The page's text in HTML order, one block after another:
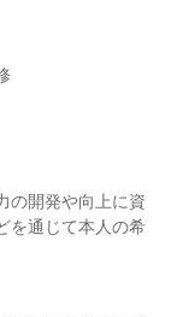
の開発や向上に資
を通じて本人の希